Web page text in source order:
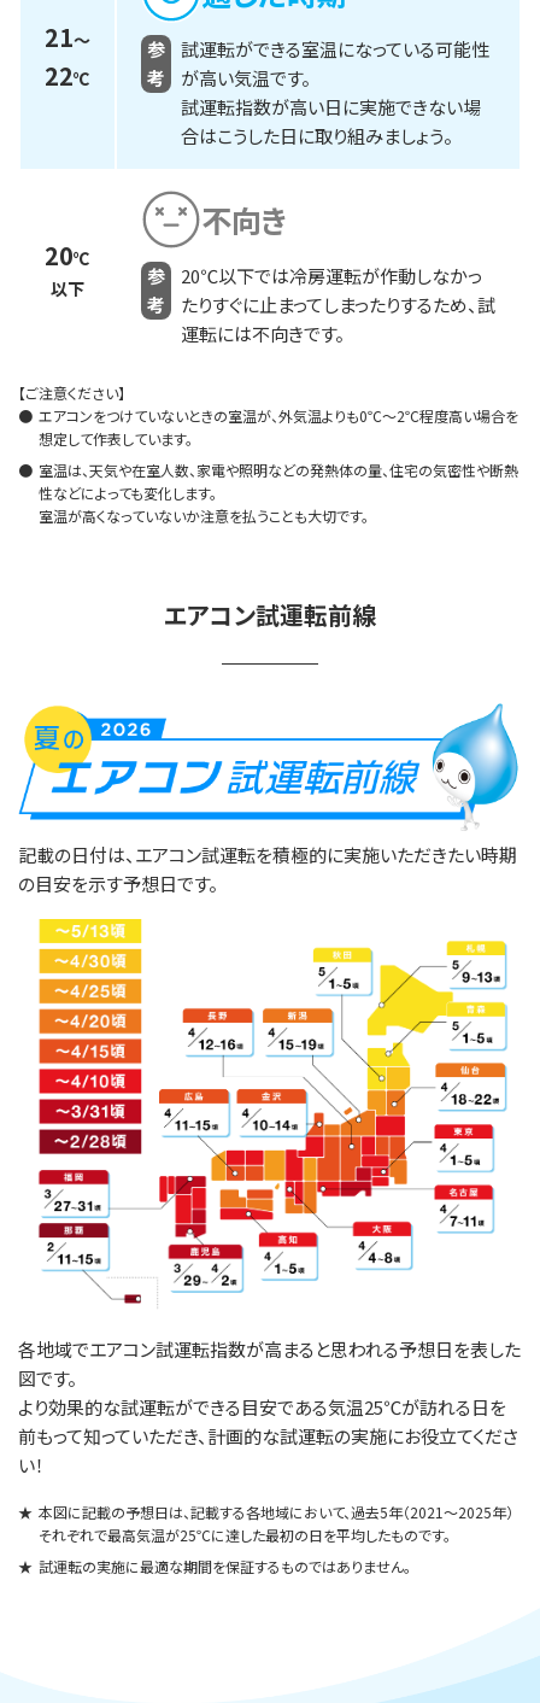
21～
22℃
参
考
試運転ができる室温になっている可能性
が高い気温です。
試運転指数が高い日に実施できない場
合はこうした日に取り組みましょう。
20℃
以下
不向き
参
考
20℃以下では冷房運転が作動しなかっ
たりすぐに止まってしまったりするため、試
運転には不向きです。
【ご注意ください】
● エアコンをつけていないときの室温が、外気温よりも0℃～2℃程度高い場合を
想定して作表しています。
● 室温は、天気や在室人数、家電や照明などの発熱体の量、住宅の気密性や断熱
性などによっても変化します。
室温が高くなっていないか注意を払うことも大切です。
エアコン試運転前線
記載の日付は、エアコン試運転を積極的に実施いただきたい時期
の目安を示す予想日です。
各地域でエアコン試運転指数が高まると思われる予想日を表した
図です。
より効果的な試運転ができる目安である気温25℃が訪れる日を
前もって知っていただき、計画的な試運転の実施にお役立てくださ
い！
★ 本図に記載の予想日は、記載する各地域において、過去5年（2021〜2025年）
それぞれで最高気温が25℃に達した最初の日を平均したものです。
★ 試運転の実施に最適な期間を保証するものではありません。